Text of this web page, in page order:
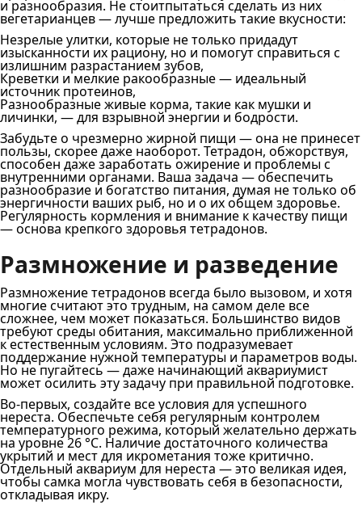
и разнообразия. Не стоитпытаться сделать из них
вегетарианцев — лучше предложить такие вкусности:
Незрелые улитки, которые не только придадут
изысканности их рациону, но и помогут справиться с
излишним разрастанием зубов,
Креветки и мелкие ракообразные — идеальный
источник протеинов,
Разнообразные живые корма, такие как мушки и
личинки, — для взрывной энергии и бодрости.
Забудьте о чрезмерно жирной пищи — она не принесет
пользы, скорее даже наоборот. Тетрадон, обжорствуя,
способен даже заработать ожирение и проблемы с
внутренними органами. Ваша задача — обеспечить
разнообразие и богатство питания, думая не только об
энергичности ваших рыб, но и о их общем здоровье.
Регулярность кормления и внимание к качеству пищи
— основа крепкого здоровья тетрадонов.
Размножение и разведение
Размножение тетрадонов всегда было вызовом, и хотя
многие считают это трудным, на самом деле все
сложнее, чем может показаться. Большинство видов
требуют среды обитания, максимально приближенной
к естественным условиям. Это подразумевает
поддержание нужной температуры и параметров воды.
Но не пугайтесь — даже начинающий аквариумист
может осилить эту задачу при правильной подготовке.
Во-первых, создайте все условия для успешного
нереста. Обеспечьте себя регулярным контролем
температурного режима, который желательно держать
на уровне 26 °C. Наличие достаточного количества
укрытий и мест для икрометания тоже критично.
Отдельный аквариум для нереста — это великая идея,
чтобы самка могла чувствовать себя в безопасности,
откладывая икру.